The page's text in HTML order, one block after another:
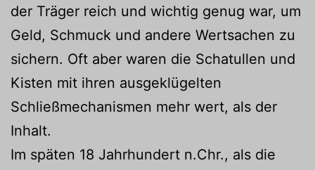
der Träger reich und wichtig genug war, um
Geld, Schmuck und andere Wertsachen zu
sichern. Oft aber waren die Schatullen und
Kisten mit ihren ausgeklügelten
Schließmechanismen mehr wert, als der
Inhalt.
Im späten 18 Jahrhundert n.Chr., als die